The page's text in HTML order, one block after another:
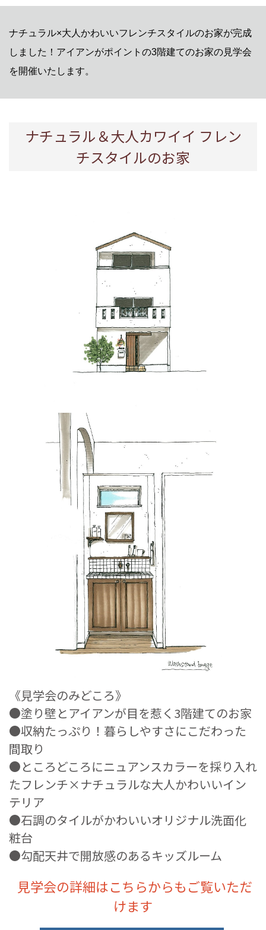
ナチュラル×大人かわいいフレンチスタイルのお家が完成
しました！アイアンがポイントの3階建てのお家の見学会
を開催いたします。
ナチュラル＆大人カワイイ フレン
チスタイルのお家
《見学会のみどころ》
●塗り壁とアイアンが目を惹く3階建てのお家
●収納たっぷり！暮らしやすさにこだわった
間取り
●ところどころにニュアンスカラーを採り入れ
たフレンチ×ナチュラルな大人かわいいイン
テリア
●石調のタイルがかわいいオリジナル洗面化
粧台
●勾配天井で開放感のあるキッズルーム
見学会の詳細はこちらからもご覧いただ
けます